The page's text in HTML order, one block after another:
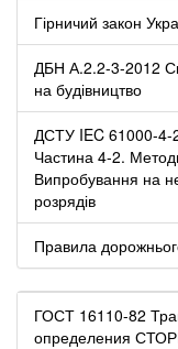
Гірничий закон
ДБН А.2.2-3-2012
на будівництво
ДСТУ IEC 61000-4-
Частина 4-2.
Випробування на
розрядів
Правила
ГОСТ 16110-82
определения